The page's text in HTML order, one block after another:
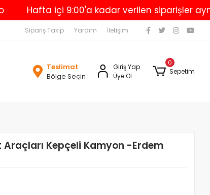
Hafta içi 9:00'a kadar verilen siparişler aynı
Sipariş Takip Yardım İletişim
Teslimat
Bölge Seçin
Giriş Yap
Üye Ol
0
Sepetim
Araçları Kepçeli Kamyon -Erdem